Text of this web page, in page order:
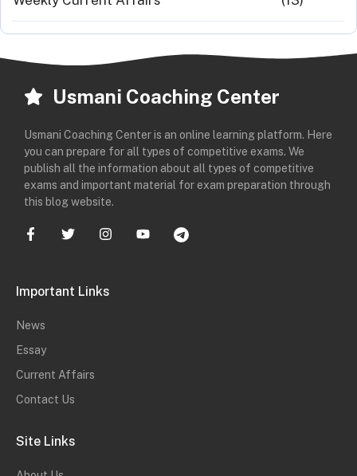
Usmani Coaching Center
Usmani Coaching Center is an online learning platform. Here
you can prepare for all types of competitive exams. We
publish all the information about all types of competitive
exams and important material for exam preparation through
this blog website.
Important Links
News
Essay
Current Affairs
Contact Us
Site Links